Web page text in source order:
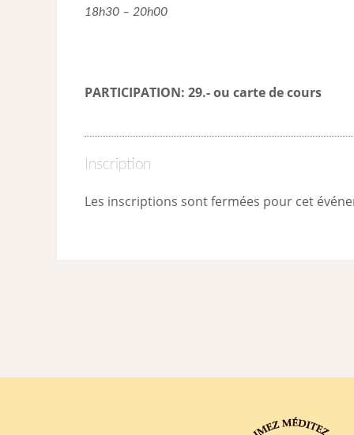
18h30 – 20h00
PARTICIPATION: 29.- ou carte de cours
Inscription
Les inscriptions sont fermées pour cet